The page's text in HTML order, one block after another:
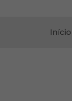
Início